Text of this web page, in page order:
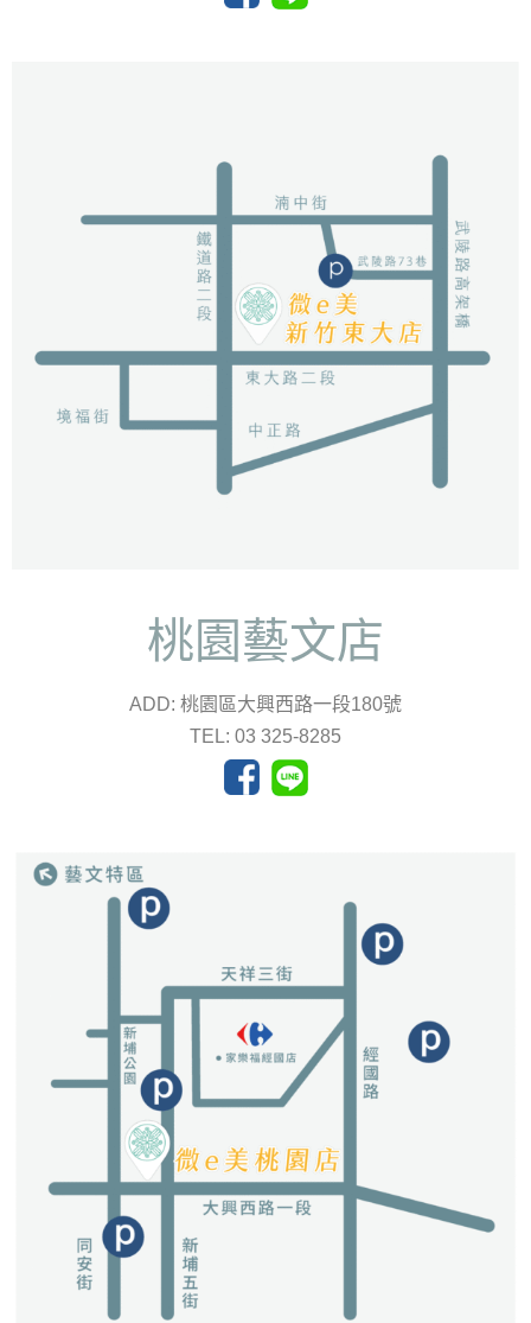
桃園藝文店
ADD: 桃園區大興西路一段180號
TEL: 03 325-8285